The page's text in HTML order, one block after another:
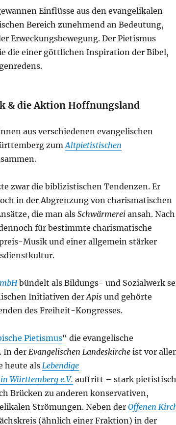
Einflüsse aus den evangelikalen
Bereich zunehmend an Bedeutung,
Erweckungsbewegung. Der Pietismus
die einer göttlichen Inspiration der Bibel,
& die Aktion Hoffnungsland
aus verschiedenen evangelischen
zum Altpietistischen
zwar die biblizistischen Tendenzen. Er
in der Abgrenzung von charismatischen
die man als Schwärmereiansah. Nach
für bestimmte charismatische
Musik und einer allgemein stärker
bündelt als Bildungs- und Sozialwerk
Initiativen derApisund gehörte
des Freiheit-Kongresses.
Pietismus“ die evangelische
In der Evangelischen Landeskircheist vor
heute als Lebendige
Württemberg e.V. auftritt – stark pietistisch
Brücken zu anderen konservativen,
Strömungen. Neben der Offenen
(ähnlich einer Fraktion) in der